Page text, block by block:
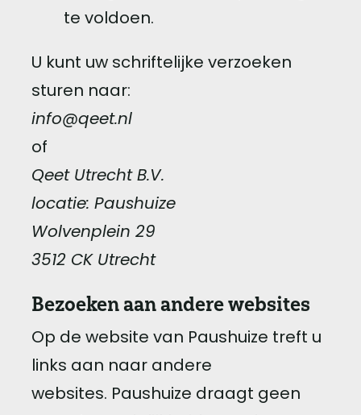
te voldoen.
U kunt uw schriftelijke verzoeken
sturen naar:
info@qeet.nl
of
Qeet Utrecht B.V.
locatie: Paushuize
Wolvenplein 29
3512 CK Utrecht
Bezoeken aan andere websites
Op de website van Paushuize treft u
links aan naar andere
websites. Paushuize draagt geen